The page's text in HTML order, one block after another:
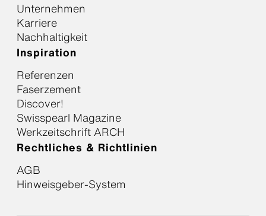
Unternehmen
Karriere
Nachhaltigkeit
Inspiration
Referenzen
Faserzement
Discover!
Swisspearl Magazine
Werkzeitschrift ARCH
Rechtliches & Richtlinien
AGB
Hinweisgeber-System